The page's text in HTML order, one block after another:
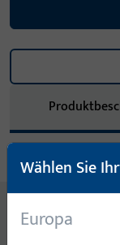
Technische
Inhalt
Wählen Sie
Europa